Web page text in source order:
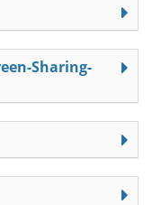
Sharing-